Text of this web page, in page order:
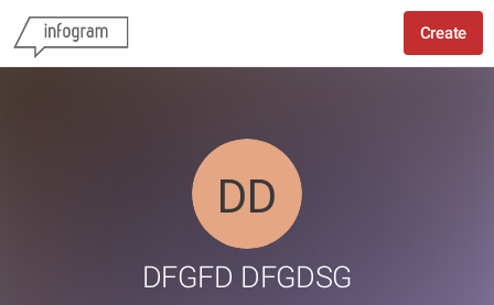
Create
DFGFD DFGDSG